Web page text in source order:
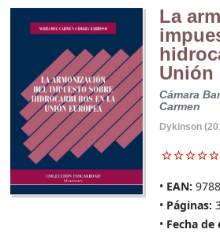
La
Unión
Cámara
Carmen
Dykinson
EAN:
Páginas:
Fecha de